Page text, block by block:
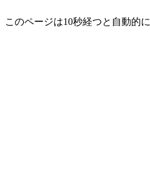
このページは10秒経つと自動的に